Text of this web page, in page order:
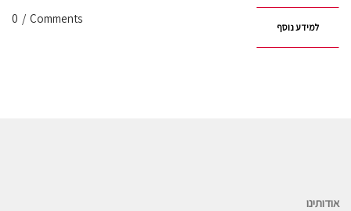
למידע נוסף
Comments
/
0
אודותינו